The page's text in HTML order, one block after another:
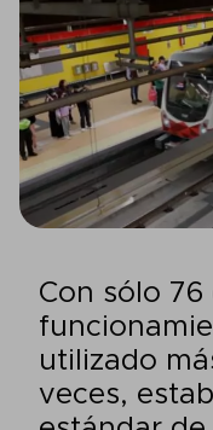
Con sólo 76
utilizado
veces,